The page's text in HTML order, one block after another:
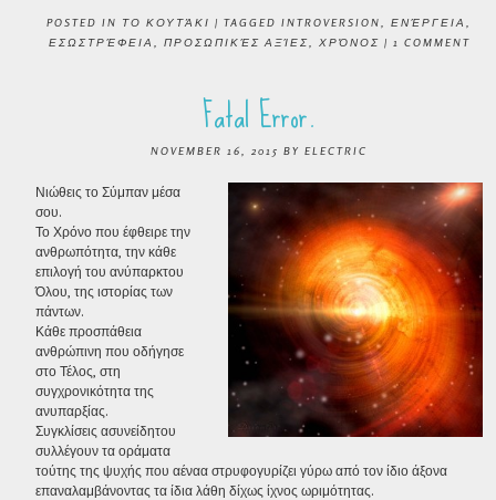
POSTED IN ΤΟ ΚΟΥΤΆΚΙ | TAGGED INTROVERSION ΕΝΈΡΓΕΙΑ
ΕΣΩΣΤΡΈΦΕΙΑ
ΠΡΟΣΩΠΙΚΈΣ ΑΞΊΕΣ ΧΡΌΝΟΣ | 1 COMMENT
Fatal Error.
NOVEMBER 16, 2015 BY ELECTRIC
Νιώθεις το Σύμπαν μέσα
σου.
Το Χρόνο που έφθειρε την
ανθρωπότητα, την κάθε
επιλογή του ανύπαρκτου
Όλου, της ιστορίας των
πάντων.
Κάθε προσπάθεια
ανθρώπινη που οδήγησε
στο Τέλος, στη
συγχρονικότητα της
ανυπαρξίας.
Συγκλίσεις ασυνείδητου
συλλέγουν τα οράματα
τούτης της ψυχής που αέναα στρυφογυρίζει γύρω από τον ίδιο άξονα
επαναλαμβάνοντας τα ίδια λάθη δίχως ίχνος ωριμότητας.